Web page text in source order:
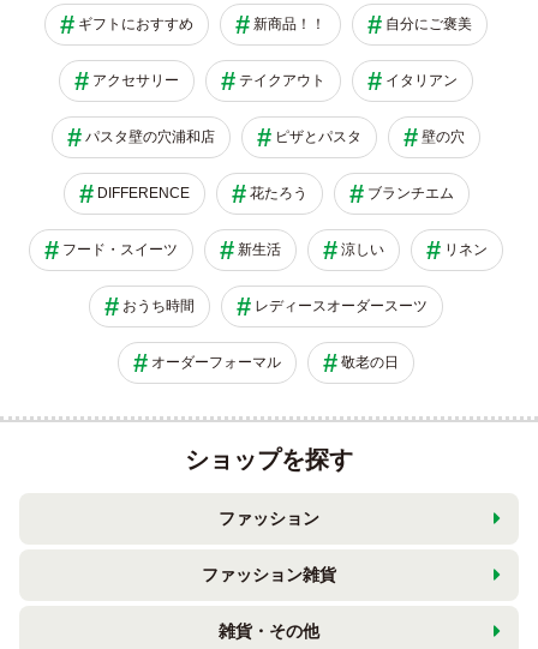
ギフトにおすすめ 新商品！！ 自分にご褒美
アクセサリー テイクアウト イタリアン
パスタ壁の穴浦和店 ピザとパスタ 壁の穴
DIFFERENCE 花たろう ブランチエム
フード・スイーツ 新生活 涼しい リネン
おうち時間 レディースオーダースーツ
オーダーフォーマル 敬老の日
ショップを探す
ファッション
ファッション雑貨
雑貨・その他